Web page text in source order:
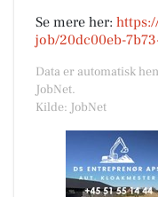
Se mere her:
job/20dc00eb-
Data er automatisk
JobNet.
Kilde: JobNet